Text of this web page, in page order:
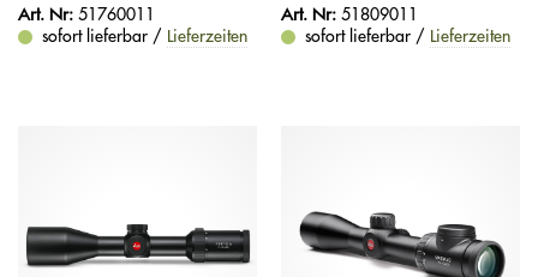
Art. Nr: 51760011
sofort lieferbar / Lieferzeiten
Art. Nr: 51809011
sofort lieferbar / Lieferzeiten